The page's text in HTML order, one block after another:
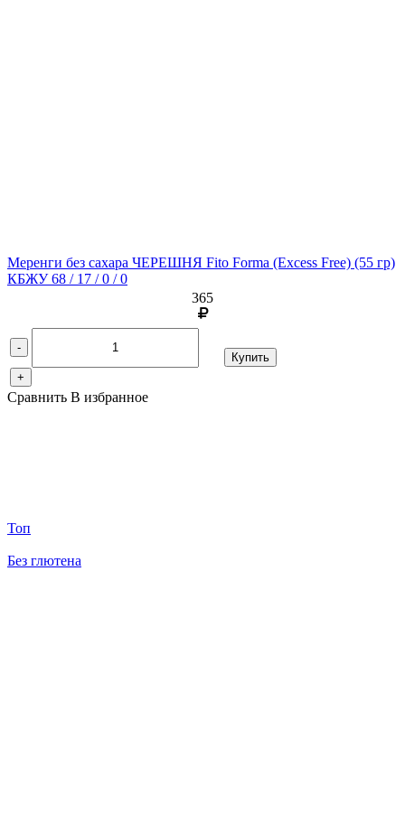
Меренги без сахара ЧЕРЕШНЯ Fito Forma (Excess Free) (55 гр)
КБЖУ 68 / 17 / 0 / 0
365
-
+
Купить
Сравнить В избранное
Топ
Без глютена